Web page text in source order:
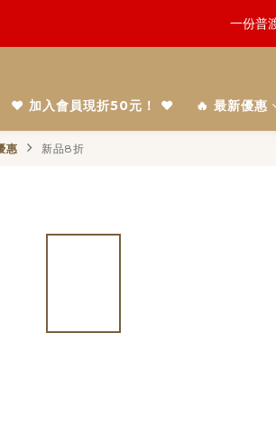
鬼門開
一份普
鬼門開
❤️ 加入會員現折50元！ ❤️ 🔥 最新優惠
惠 新品8折